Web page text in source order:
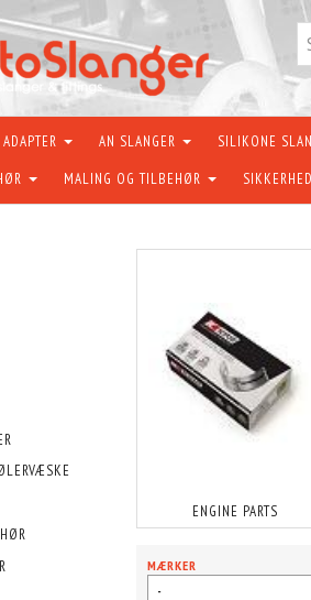
AN SLANGER SILIKONE
MALING OG TILBEHØR
ENGINE PARTS
MÆRKER
-